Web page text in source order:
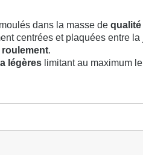
dans la masse de
centrées et plaquées entre
roulement.
légères limitant au maximum